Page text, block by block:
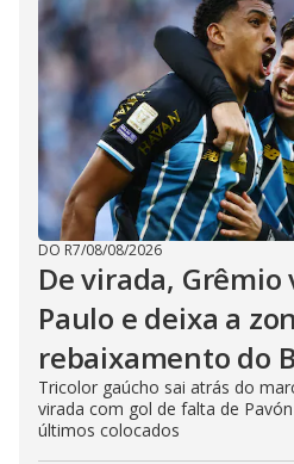
DO R7/08/08/2026
De virada, Grêmio
Paulo e deixa a
rebaixamento do
Tricolor gaúcho sai atrás do
virada com gol de falta de
últimos colocados